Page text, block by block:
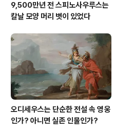
9,500만년 전 스피노사우루스는
칼날 모양 머리 볏이 있었다
오디세우스는 단순한 전설 속 영웅
인가? 아니면 실존 인물인가?